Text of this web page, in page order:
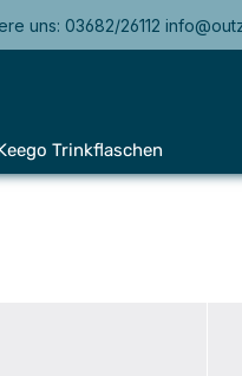
uns: 03682/26112
Trinkflaschen